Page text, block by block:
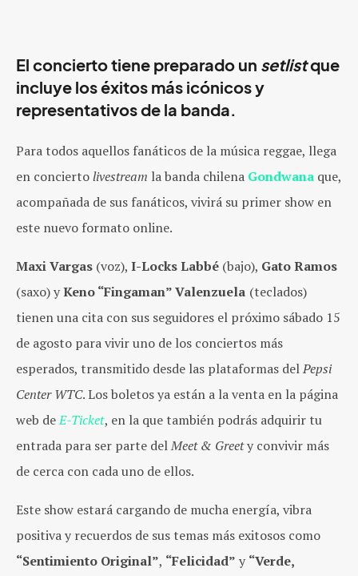
El concierto tiene preparado un setlistque
incluye los éxitos más icónicos y
representativos de la banda.
Para todos aquellos fanáticos de la música reggae, llega
en conciertolivestream la banda chilena Gondwana que,
acompañada de sus fanáticos, vivirá su primer show en
este nuevo formato online.
Maxi Vargas (voz), I-Locks Labbé (bajo), Gato Ramos
(saxo) yKeno “Fingaman” Valenzuela (teclados)
tienen una cita con sus seguidores el próximo sábado 15
de agosto para vivir uno de los conciertos más
esperados, transmitido desde las plataformas delPepsi
Center WTC. Los boletos ya están a la venta en la página
web deE-Ticket, en la que también podrás adquirir tu
entrada para ser parte delMeet & Greety convivir más
de cerca con cada uno de ellos.
Este show estará cargando de mucha energía, vibra
positiva y recuerdos de sus temas más exitosos como
“Sentimiento Original”, “Felicidad” y “Verde,